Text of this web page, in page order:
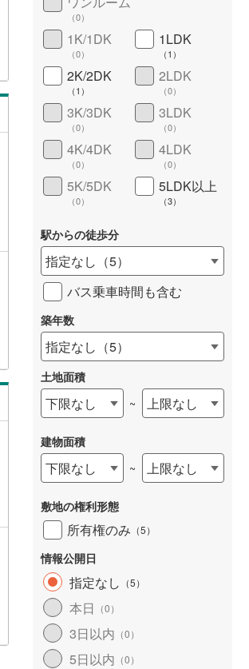
（0）
1K/1DK
（0）
1LDK
（1 ）
2K/2DK
（1 ）
2LDK
（0）
3K/3DK
（0）
3LDK
（0）
4K/4DK
（0）
4LDK
（0）
5K/5DK
（0）
5LDK以上
（3）
駅からの徒歩分
指定なし （5）
バス乗車時間も含む
築年数
指定なし （5）
土地面積
下限なし ~ 上限なし
建物面積
下限なし ~ 上限なし
敷地の権利形態
所有権のみ （5）
情報公開日
指定なし （5）
本日 （0）
3日以内 （0）
5日以内 （0）
長期優良住宅
詳しく見る